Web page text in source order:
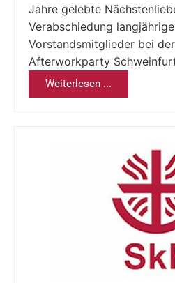
Jahre gelebte
Verabschiedung
Vorstandsmitglieder bei
Afterworkparty
Weiterlesen ...